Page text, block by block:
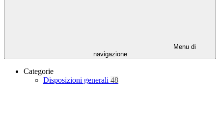
Menu di
navigazione
Categorie
Disposizioni generali 48